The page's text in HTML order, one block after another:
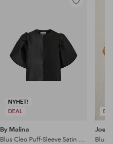
NYHET!
DEAL
Lägg
By Malina
Blus Cleo Puff-Sleeve Satin Blouse
Joelle